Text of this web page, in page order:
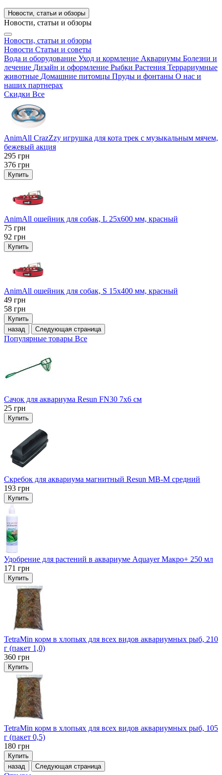
Новости, статьи и обзоры
Новости, статьи и обзоры
Новости, статьи и обзоры
Новости Статьи и советы
Вода и оборудование Уход и кормление Аквариумы Болезни и
лечение Дизайн и оформление Рыбки Растения Террариумные
животные Домашние питомцы Пруды и фонтаны О нас и
наших партнерах
Скидки Все
AnimAll CrazZzy игрушка для кота трек с музыкальным мячем,
бежевый акция
295 грн
376 грн
Купить
AnimAll ошейник для собак, L 25x600 мм, красный
75 грн
92 грн
Купить
AnimAll ошейник для собак, S 15х400 мм, красный
49 грн
58 грн
Купить
назад
Следующая страница
Популярные товары Все
Сачок для аквариума Resun FN30 7х6 см
25 грн
Купить
Скребок для аквариума магнитный Resun MB-M средний
193 грн
Купить
Удобрение для растений в аквариуме Aquayer Макро+ 250 мл
171 грн
Купить
TetraMin корм в хлопьях для всех видов аквариумных рыб, 210
г (пакет 1,0)
360 грн
Купить
TetraMin корм в хлопьях для всех видов аквариумных рыб, 105
г (пакет 0,5)
180 грн
Купить
назад
Следующая страница